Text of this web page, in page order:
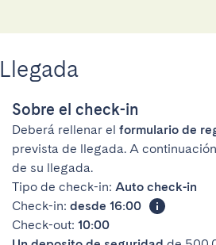
Llegada
Sobre el check-in
Deberá rellenar el formulario de
prevista de llegada. A
de su llegada.
Tipo de check-in: Auto check-in
Check-in: desde 16:00
Check-out: 10:00